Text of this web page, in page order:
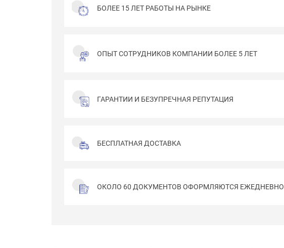
БОЛЕЕ 15 ЛЕТ РАБОТЫ НА РЫНКЕ
ОПЫТ СОТРУДНИКОВ КОМПАНИИ БОЛЕЕ 5 ЛЕТ
ГАРАНТИИ И БЕЗУПРЕЧНАЯ РЕПУТАЦИЯ
БЕСПЛАТНАЯ ДОСТАВКА
ОКОЛО 60 ДОКУМЕНТОВ ОФОРМЛЯЮТСЯ ЕЖЕДНЕВНО